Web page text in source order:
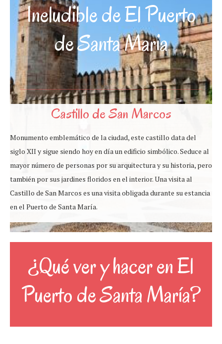
Ineludible de El Puerto
de Santa Maria
Castillo de San Marcos
Monumento emblemático de la ciudad, este castillo data del
siglo XII y sigue siendo hoy en día un edificio simbólico. Seduce al
mayor número de personas por su arquitectura y su historia, pero
también por sus jardines floridos en el interior. Una visita al
Castillo de San Marcos es una visita obligada durante su estancia
en el Puerto de Santa María.
¿Qué ver y hacer en El
Puerto de Santa María?